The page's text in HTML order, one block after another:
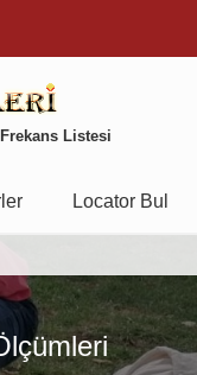
Listesi
Locator Bul